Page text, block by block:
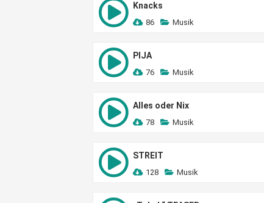
Knacks
86 Musik
PIJA
76 Musik
Alles oder Nix
78 Musik
STREIT
128 Musik